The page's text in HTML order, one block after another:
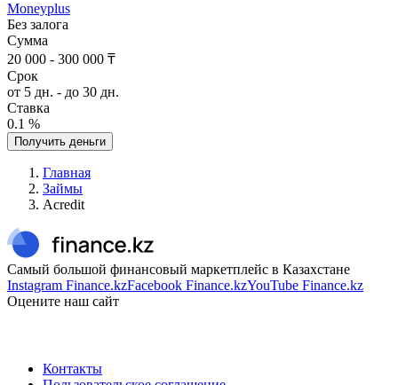
Moneyplus
Без залога
Сумма
20 000 - 300 000 ₸
Срок
от 5 дн. - до 30 дн.
Ставка
0.1 %
Получить деньги
Главная
Займы
Acredit
Самый большой финансовый маркетплейс в Казахстане
Instagram Finance.kzFacebook Finance.kzYouTube Finance.kz
Оцените наш сайт
Контакты